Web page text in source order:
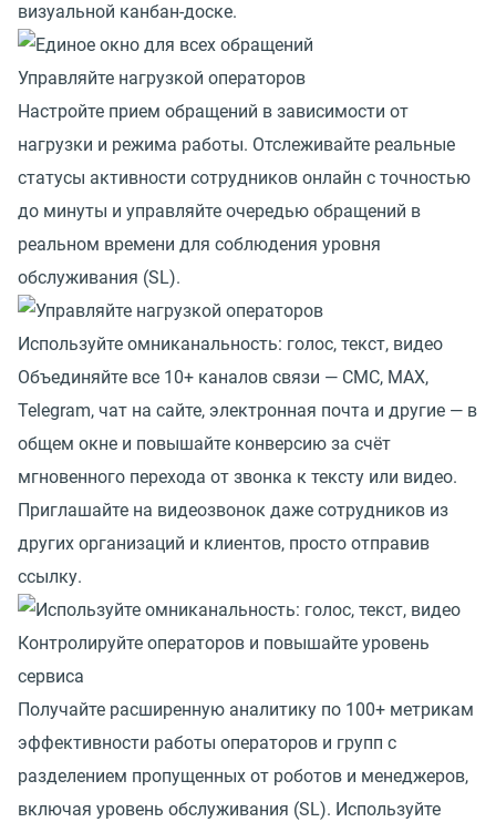
визуальной канбан-доске.
Управляйте нагрузкой операторов
Настройте прием обращений в зависимости от
нагрузки и режима работы. Отслеживайте реальные
статусы активности сотрудников онлайн с точностью
до минуты и управляйте очередью обращений в
реальном времени для соблюдения уровня
обслуживания (SL).
Используйте омниканальность: голос, текст, видео
Объединяйте все 10+ каналов связи — СМС, MAX,
Telegram, чат на сайте, электронная почта и другие — в
общем окне и повышайте конверсию за счёт
мгновенного перехода от звонка к тексту или видео.
Приглашайте на видеозвонок даже сотрудников из
других организаций и клиентов, просто отправив
ссылку.
Контролируйте операторов и повышайте уровень
сервиса
Получайте расширенную аналитику по 100+ метрикам
эффективности работы операторов и групп с
разделением пропущенных от роботов и менеджеров,
включая уровень обслуживания (SL). Используйте